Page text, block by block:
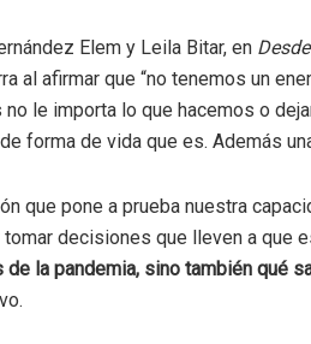
Elem y Leila Bitar, en
al afirmar que “no tenemos un
no le importa lo que hacemos o
forma de vida que es. Además
que pone a prueba nuestra
decisiones que lleven a que
la pandemia, sino también qué